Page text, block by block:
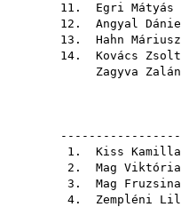
11. Egri Mátyás
12. Angyal
13. Hahn Máriusz
14. Kovács Zsolt
Zagyva Zalán
1. Kiss Kamilla
2. Mag Viktória
3. Mag Fruzsina
4. Zempléni